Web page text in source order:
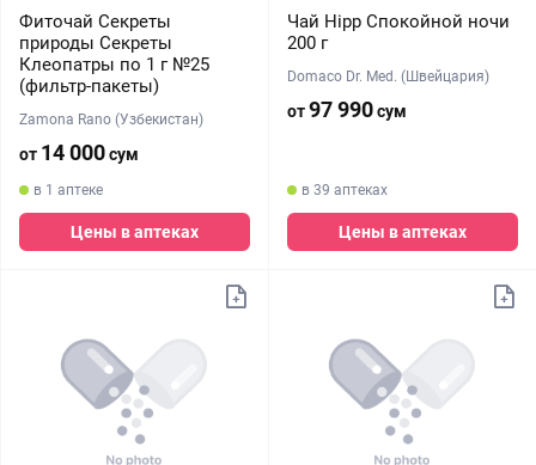
Фиточай Секреты
природы Секреты
Клеопатры по 1 г №25
(фильтр-пакеты)
Zamona Rano (Узбекистан)
от 14 000сум
в 1 аптеке
Цены в аптеках
Чай Hipp Спокойной ночи
200 г
Domaco Dr. Med. (Швейцария)
от97 990сум
в 39 аптеках
Цены в аптеках